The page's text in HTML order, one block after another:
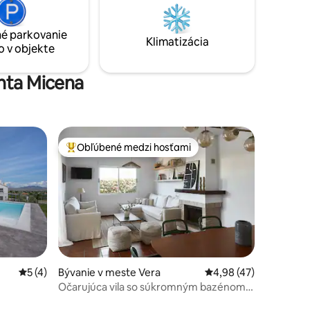
hodinu
so sedadlom v prvom rade na
centra dediny!
parkovanie
v objekte
Klimatizácia
Micena
71
Priemerné ohodnotenie 5 z 5, počet hodnotení: 4
5 (4)
Najobľúbenejšie medzi hosťami
Obľúbené medzi hosťami
Bývanie v meste Vera Priemerné
4,98 (47)
Očarujúca vila so súkromným bazénom 3